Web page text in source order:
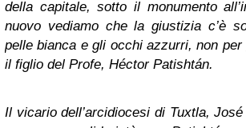
della capitale, sotto il monumento
nuovo vediamo che la giustizia c’è
pelle bianca e gli occhi azzurri, non per
il figlio del Profe, Héctor Patishtán.
Il vicario dell’arcidiocesi di Tuxtla,